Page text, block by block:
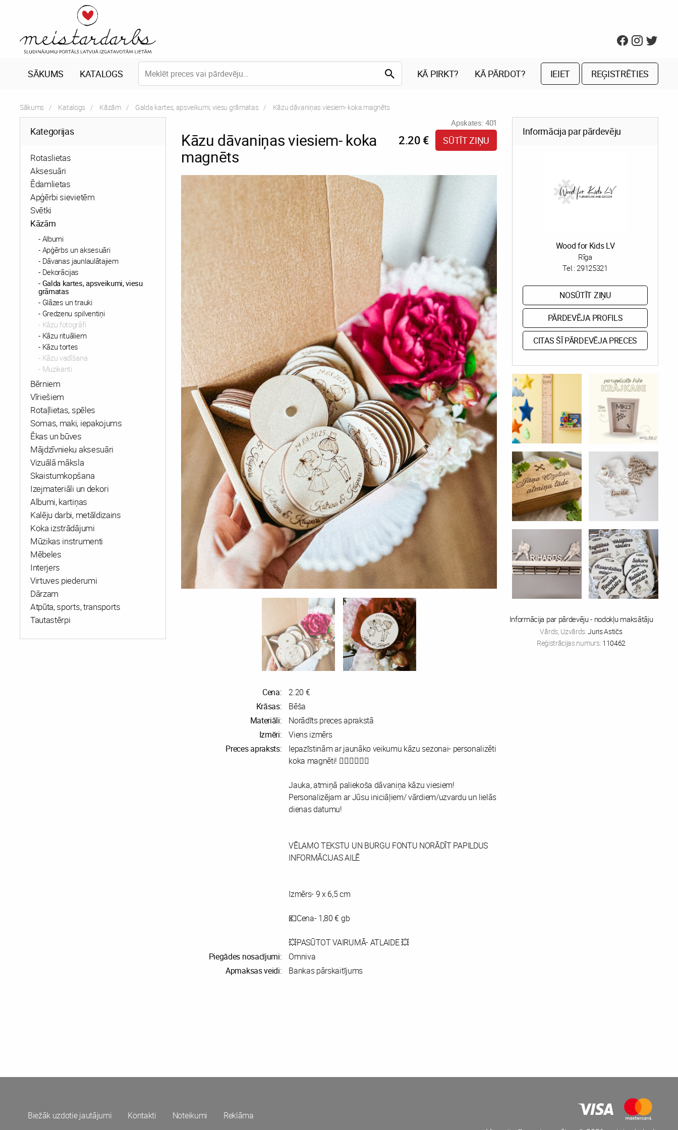
SĀKUMS KATALOGS KĀ PIRKT? KĀ PĀRDOT? IEIET REĢISTRĒTIES
Sākums Katalogs Kāzām Galda kartes, apsveikumi, viesu grāmatas Current:
Kāzu dāvaniņas viesiem- koka magnēts
Kategorijas
Rotaslietas
Aksesuāri
Ēdamlietas
Apģērbi sievietēm
Svētki
Kāzām
Albumi
Apģērbs un aksesuāri
Dāvanas jaunlaulātajiem
Dekorācijas
Galda kartes, apsveikumi, viesu
grāmatas
Glāzes un trauki
Gredzenu spilventiņi
Kāzu fotogrāfi
Kāzu rituāliem
Kāzu tortes
Kāzu vadīšana
Muzikanti
Bērniem
Vīriešiem
Rotaļlietas, spēles
Somas, maki, iepakojums
Ēkas un būves
Mājdzīvnieku aksesuāri
Vizuālā māksla
Skaistumkopšana
Izejmateriāli un dekori
Albumi, kartiņas
Kalēju darbi, metāldizains
Koka izstrādājumi
Mūzikas instrumenti
Mēbeles
Interjers
Virtuves piederumi
Dārzam
Atpūta, sports, transports
Tautastērpi
Apskates: 401
Kāzu dāvaniņas viesiem- koka
magnēts
2.20 € SŪTĪT ZIŅU
Cena:
2.20 €
Krāsas:
Bēša
Materiāli:
Norādīts preces aprakstā
Izmēri:
Viens izmērs
Preces apraksts:
Iepazīstinām ar jaunāko veikumu kāzu sezonai- personalizēti
koka magnēti! 👰🏻‍♀️🤵🏻‍♂️
Jauka, atmiņā paliekoša dāvaniņa kāzu viesiem!
Personalizējam ar Jūsu iniciāļiem/ vārdiem/uzvardu un lielās
dienas datumu!
VĒLAMO TEKSTU UN BURGU FONTU NORĀDĪT PAPILDUS
INFORMĀCIJAS AILĒ
Izmērs- 9 x 6,5 cm
💶Cena- 1,80 € gb
💥PASŪTOT VAIRUMĀ- ATLAIDE 💥
Piegādes nosacījumi:
Omniva
Apmaksas veidi:
Bankas pārskaitījums
Informācija par pārdevēju
Wood for Kids LV
Rīga
Tel.:29125321
NOSŪTĪT ZIŅU
PĀRDEVĒJA PROFILS
CITAS ŠĪ PĀRDEVĒJA PRECES
Informācija par pārdevēju - nodokļu maksātāju
Vārds, Uzvārds:Juris Astičs
Reģistrācijas numurs: 110462
Biežāk uzdotie jautājumi Kontakti Noteikumi
Reklāma